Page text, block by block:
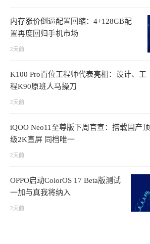
内存涨价倒逼配置回缩：4+128GB配
置再度回归手机市场
2天前
K100 Pro百位工程师代表亮相：设计、工
程K90原班人马操刀
2天前
iQOO Neo11至尊版下周官宣：搭载国产顶
级2K直屏 同档唯一
2天前
OPPO启动ColorOS 17 Beta版测试
一加与真我将纳入
2天前